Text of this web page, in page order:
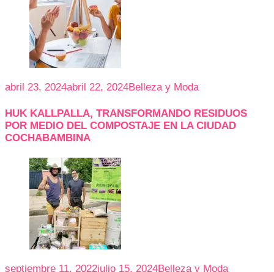
abril 23, 2024abril 22, 2024Belleza y Moda
HUK KALLPALLA, TRANSFORMANDO RESIDUOS
POR MEDIO DEL COMPOSTAJE EN LA CIUDAD
COCHABAMBINA
septiembre 11, 2022julio 15, 2024Belleza y Moda